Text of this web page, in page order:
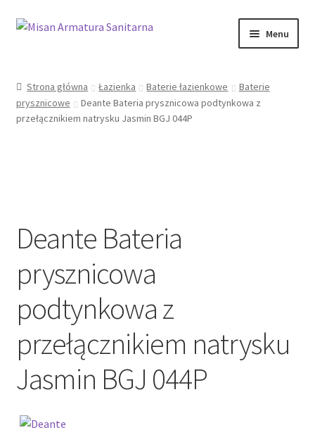
Przejdź
Przejdź
Menu
Moje konto
Strona główna Łazienka Baterie łazienkowe
Baterie
prysznicowe
Deante Bateria prysznicowa podtynkowa z
przełącznikiem natrysku Jasmin BGJ 044P
Deante Bateria
prysznicowa
podtynkowa z
przełącznikiem natrysku
Jasmin BGJ 044P